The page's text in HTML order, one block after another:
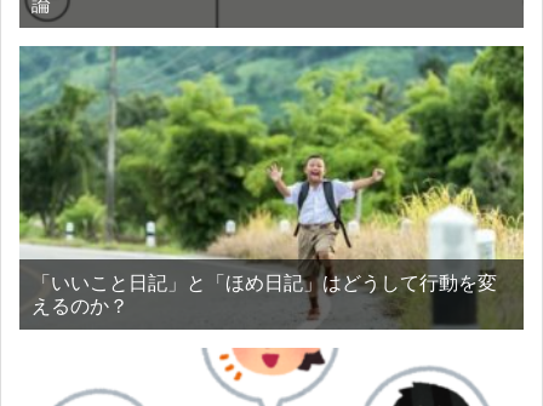
論
「いいこと日記」と「ほめ日記」はどうして行動を変
えるのか？